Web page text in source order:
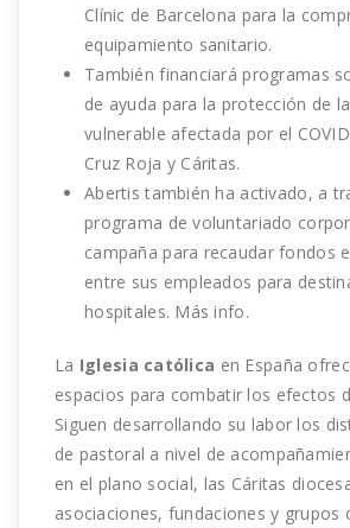
Clínic de Barcelona para la
equipamiento sanitario.
También financiará programas
de ayuda para la protección de
vulnerable afectada por el
Cruz Roja y Cáritas.
Abertis también ha activado, a
programa de voluntariado
campaña para recaudar fondos
entre sus empleados para
hospitales. Más info.
La Iglesia católica en España
espacios para combatir los efectos
Siguen desarrollando su labor los
de pastoral a nivel de
en el plano social, las Cáritas
asociaciones, fundaciones y grupos